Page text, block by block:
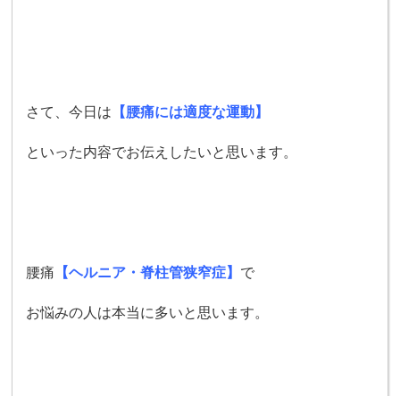
さて、今日は 【腰痛には適度な運動】
といった内容でお伝えしたいと思います。
腰痛 【ヘルニア・脊柱管狭窄症】 で
お悩みの人は本当に多いと思います。